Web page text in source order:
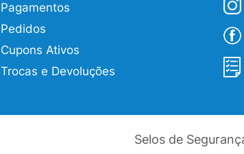
Pagamentos
Pedidos
Cupons Ativos
Trocas e Devoluções
Selos de